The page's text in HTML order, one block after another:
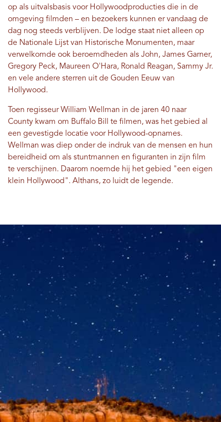
op als uitvalsbasis voor Hollywoodproducties die in de
omgeving filmden – en bezoekers kunnen er vandaag de
dag nog steeds verblijven. De lodge staat niet alleen op
de Nationale Lijst van Historische Monumenten, maar
verwelkomde ook beroemdheden als John, James Garner,
Gregory Peck, Maureen O'Hara, Ronald Reagan, Sammy Jr.
en vele andere sterren uit de Gouden Eeuw van
Hollywood.
Toen regisseur William Wellman in de jaren 40 naar
County kwam om Buffalo Bill te filmen, was het gebied al
een gevestigde locatie voor Hollywood-opnames.
Wellman was diep onder de indruk van de mensen en hun
bereidheid om als stuntmannen en figuranten in zijn film
te verschijnen. Daarom noemde hij het gebied "een eigen
klein Hollywood". Althans, zo luidt de legende.